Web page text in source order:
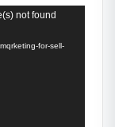
نمایشگرnot found